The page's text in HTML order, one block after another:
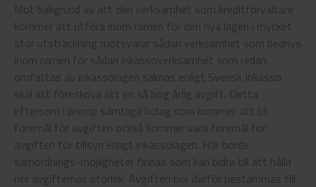
Mot bakgrund av att den verksamhet som kreditförvaltare
kommer att utföra inom ramen för den nya lagen i mycket
stor utsträckning motsvarar sådan verksamhet som bedrivs
inom ramen för sådan inkassoverksamhet som redan
omfattas av inkassolagen saknas enligt Svensk Inkasso
skäl att föreskriva att en så hög årlig avgift. Detta
eftersom i princip samtliga bolag som kommer att bli
föremål för avgiften också kommer vara föremål för
avgiften för tillsyn enligt inkassolagen. Här borde
samordnings-möjligheter finnas som kan bidra till att hålla
ner avgifternas storlek. Avgiften bör därför bestämmas till